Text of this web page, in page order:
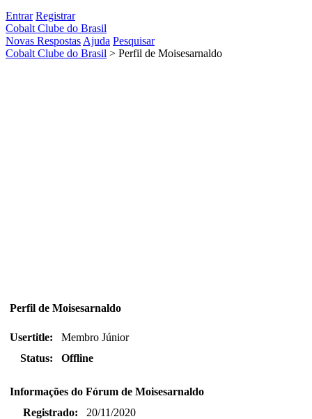
Entrar Registrar
Cobalt Clube do Brasil
Novas Respostas Ajuda Pesquisar
Cobalt Clube do Brasil > Perfil de Moisesarnaldo
Perfil de Moisesarnaldo
Usertitle:
Membro Júnior
Status:
Offline
Informações do Fórum de Moisesarnaldo
Registrado:
20/11/2020